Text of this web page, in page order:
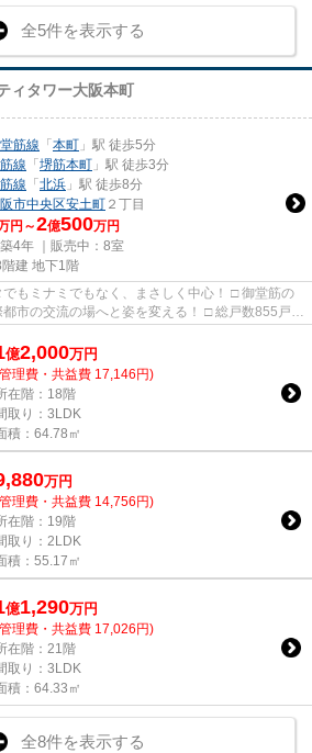
全5件を表示する
ィタワー大阪本町
筋線 「 本町 」駅 徒歩5分
線 「 堺筋本町 」駅 徒歩3分
線 「 北浜 」駅 徒歩8分
市中央区安土町 ２丁目
円～2億500万円
4年 ｜販売中： 8室
建 地下1階
ミでもなく、まさしく中心！ □ 御堂筋の
の場へと姿を変える！ □ 総戸数855戸！
億2,000万円
理費・共益費 17,146円)
在階：18階
取り：3LDK
積：64.78㎡
万円
理費・共益費 14,756円)
在階：19階
取り：2LDK
積：55.17㎡
億1,290万円
理費・共益費 17,026円)
在階：21階
取り：3LDK
積：64.33㎡
全8件を表示する